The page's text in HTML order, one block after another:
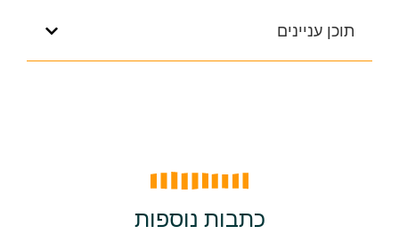
תוכן עניינים
כתבות נוספות